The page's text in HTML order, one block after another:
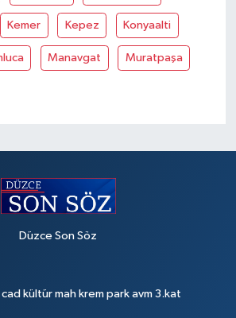
Kemer Kepez Konyaalti
Manavgat Muratpaşa
Düzce Son Söz
kültür mah krem park avm 3.kat